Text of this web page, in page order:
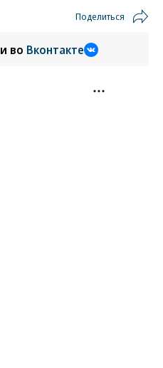
Поделиться
и во Вконтакте